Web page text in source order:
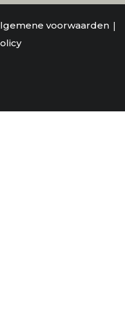
voorwaarden |